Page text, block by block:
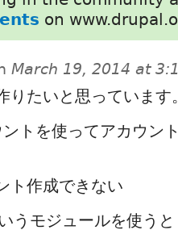
on
March 19, 2014 at
りたいと思っています
トを使ってアカウン
ト作成できない
うモジュールを使うと